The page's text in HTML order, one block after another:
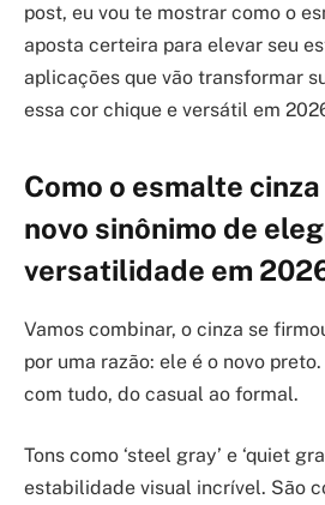
post, eu vou te mostrar como o
aposta certeira para elevar seu
aplicações que vão transformar
essa cor chique e versátil em
Como o esmalte
novo sinônimo de
versatilidade em
Vamos combinar, o cinza se
por uma razão: ele é o novo
com tudo, do casual ao formal.
Tons como ‘steel gray’ e ‘quiet
estabilidade visual incrível. São